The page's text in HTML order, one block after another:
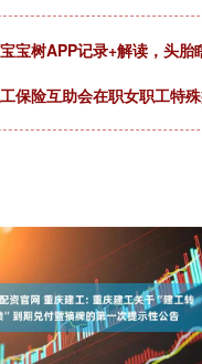
宝树APP记录+解读，头胎
保险互助会在职女职工特